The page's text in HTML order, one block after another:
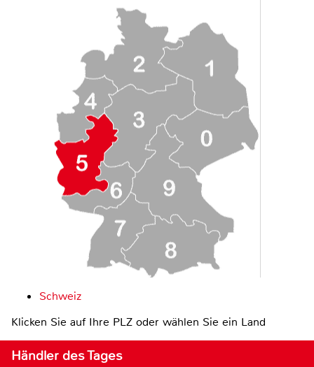
Schweiz
Klicken Sie auf Ihre PLZ oder wählen Sie ein Land
Händler des Tages